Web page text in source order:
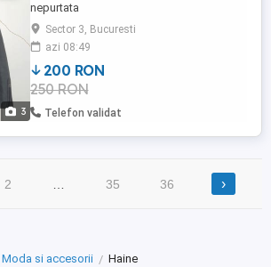
3
nepurtata
Sector 3, Bucuresti
azi 08:49
200 RON
250 RON
Telefon validat
2 35 36 ›
Moda si accesorii Haine